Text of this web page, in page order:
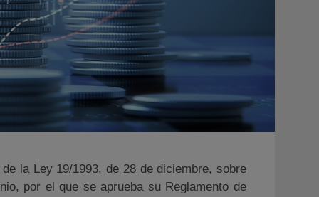
la Ley 19/1993, de 28 de diciembre, sobre
por el que se aprueba su Reglamento de